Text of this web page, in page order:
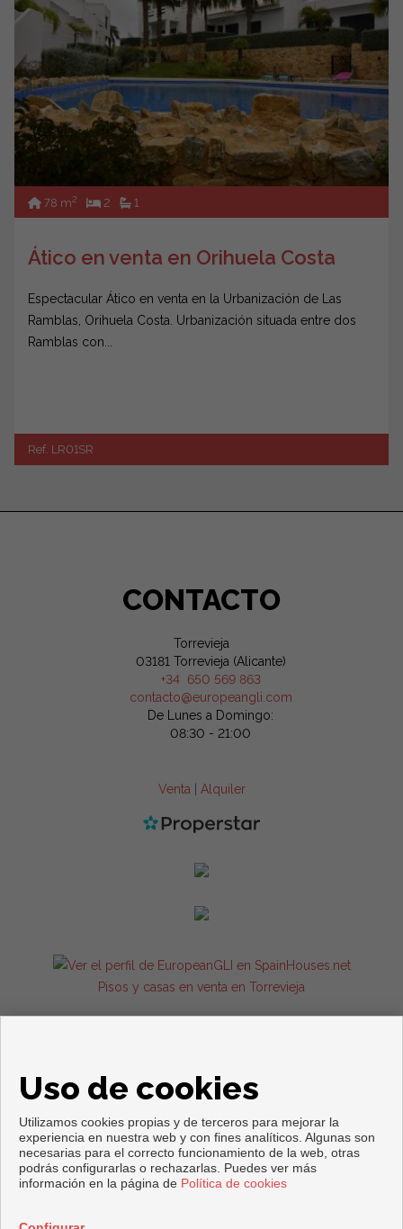
78 m2 2 1
Ático en venta en Orihuela Costa
Espectacular Ático en venta en la Urbanización de Las
Ramblas, Orihuela Costa. Urbanización situada entre dos
Ramblas con...
Ref. LR01SR
CONTACTO
Torrevieja
03181 Torrevieja (Alicante)
+34 650 569 863
contacto@europeangli.com
De Lunes a Domingo:
08:30 - 21:00
Venta| Alquiler
Pisos y casas en venta en Torrevieja
Copyright © 2026. Todos los derechos reservados.
Aviso legal |Política de privacidad |Política de Cookies
Uso de cookies
Utilizamos cookies propias y de terceros para mejorar la
experiencia en nuestra web y con fines analíticos. Algunas son
necesarias para el correcto funcionamiento de la web, otras
podrás configurarlas o rechazarlas. Puedes ver más
información en la página de Política de cookies